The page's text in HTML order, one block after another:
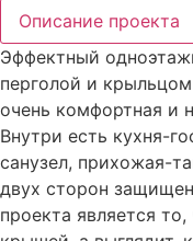
Описание проекта
Эффектный
перголой и
очень комфортная и
Внутри есть кухня-
санузел, прихожая-
двух сторон
проекта является